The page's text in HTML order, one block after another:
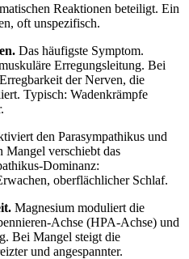
Reaktionen beteiligt. Ein
oft unspezifisch.
Das häufigste Symptom.
Erregungsleitung. Bei
der Nerven, die
Typisch: Wadenkrämpfe
den Parasympathikus und
verschiebt das
Dominanz:
oberflächlicher Schlaf.
Magnesium moduliert die
Achse (HPA-Achse) und
Bei Mangel steigt die
und angespannter.